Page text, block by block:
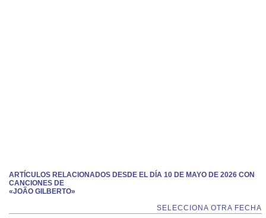
ARTÍCULOS RELACIONADOS DESDE EL DÍA 10 DE MAYO DE 2026 CON
CANCIONES DE
«JOÃO GILBERTO»
SELECCIONA OTRA FECHA